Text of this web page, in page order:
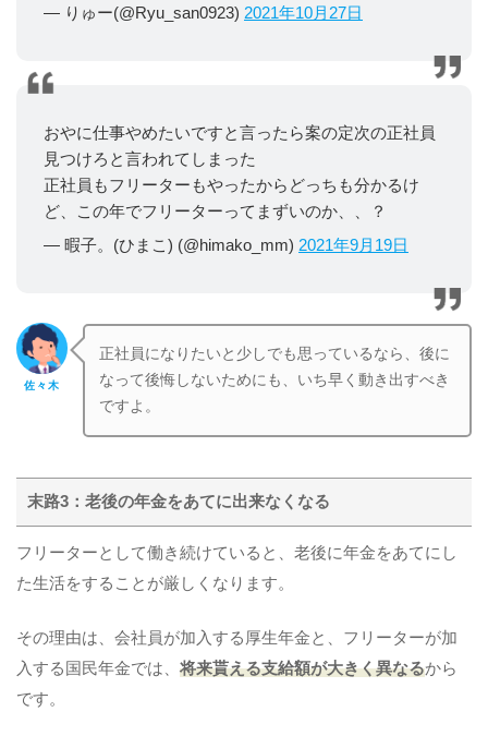
— りゅー(@Ryu_san0923) 2021年10月27日
おやに仕事やめたいですと言ったら案の定次の正社員
見つけろと言われてしまった
正社員もフリーターもやったからどっちも分かるけ
ど、この年でフリーターってまずいのか、、？
— 暇子。(ひまこ) (@himako_mm) 2021年9月19日
佐々木
正社員になりたいと少しでも思っているなら、後に
なって後悔しないためにも、いち早く動き出すべき
ですよ。
末路3：老後の年金をあてに出来なくなる
フリーターとして働き続けていると、老後に年金をあてにし
た生活をすることが厳しくなります。
その理由は、会社員が加入する厚生年金と、フリーターが加
入する国民年金では、 将来貰える支給額が大きく異なるから
です。